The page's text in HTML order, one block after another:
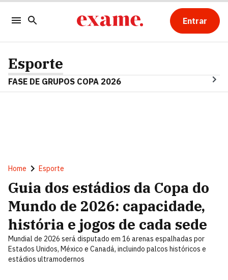
Entrar
Esporte
FASE DE GRUPOS COPA 2026
Home Esporte
Guia dos estádios da Copa do
Mundo de 2026: capacidade,
história e jogos de cada sede
Mundial de 2026 será disputado em 16 arenas espalhadas por
Estados Unidos, México e Canadá, incluindo palcos históricos e
estádios ultramodernos